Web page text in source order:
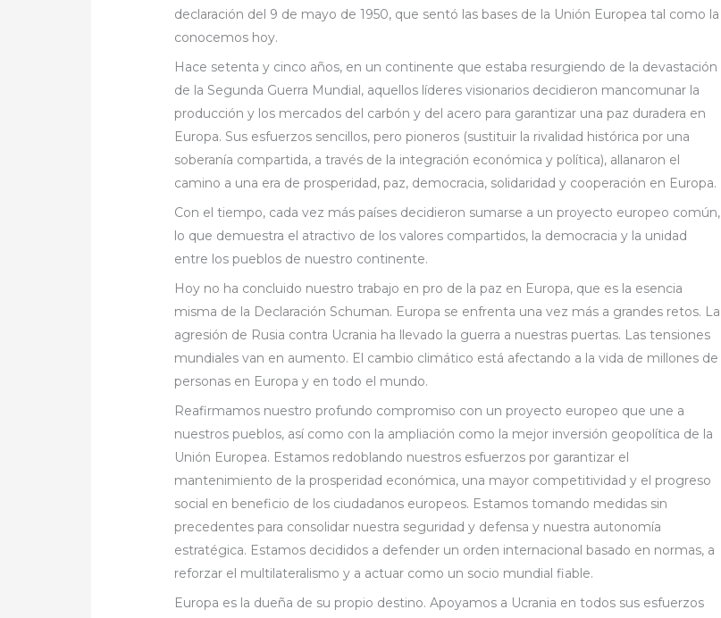
declaración del 9 de mayo de 1950, que sentó las bases de la Unión Europea tal como la
conocemos hoy.
Hace setenta y cinco años, en un continente que estaba resurgiendo de la devastación
de la Segunda Guerra Mundial, aquellos líderes visionarios decidieron mancomunar la
producción y los mercados del carbón y del acero para garantizar una paz duradera en
Europa. Sus esfuerzos sencillos, pero pioneros (sustituir la rivalidad histórica por una
soberanía compartida, a través de la integración económica y política), allanaron el
camino a una era de prosperidad, paz, democracia, solidaridad y cooperación en Europa.
Con el tiempo, cada vez más países decidieron sumarse a un proyecto europeo común,
lo que demuestra el atractivo de los valores compartidos, la democracia y la unidad
entre los pueblos de nuestro continente.
Hoy no ha concluido nuestro trabajo en pro de la paz en Europa, que es la esencia
misma de la Declaración Schuman. Europa se enfrenta una vez más a grandes retos. La
agresión de Rusia contra Ucrania ha llevado la guerra a nuestras puertas. Las tensiones
mundiales van en aumento. El cambio climático está afectando a la vida de millones de
personas en Europa y en todo el mundo.
Reafirmamos nuestro profundo compromiso con un proyecto europeo que une a
nuestros pueblos, así como con la ampliación como la mejor inversión geopolítica de la
Unión Europea. Estamos redoblando nuestros esfuerzos por garantizar el
mantenimiento de la prosperidad económica, una mayor competitividad y el progreso
social en beneficio de los ciudadanos europeos. Estamos tomando medidas sin
precedentes para consolidar nuestra seguridad y defensa y nuestra autonomía
estratégica. Estamos decididos a defender un orden internacional basado en normas, a
reforzar el multilateralismo y a actuar como un socio mundial fiable.
Europa es la dueña de su propio destino. Apoyamos a Ucrania en todos sus esfuerzos